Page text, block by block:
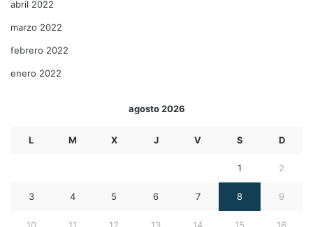
abril 2022
marzo 2022
febrero 2022
enero 2022
agosto 2026
L M X J V S D
1 2
3 4 5 6 7 8 9
10 11 12 13 14 15 16